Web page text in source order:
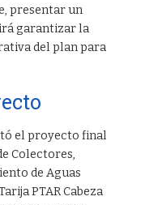
presentar un
garantizar la
del plan para
el proyecto final
Colectores,
de Aguas
PTAR Cabeza